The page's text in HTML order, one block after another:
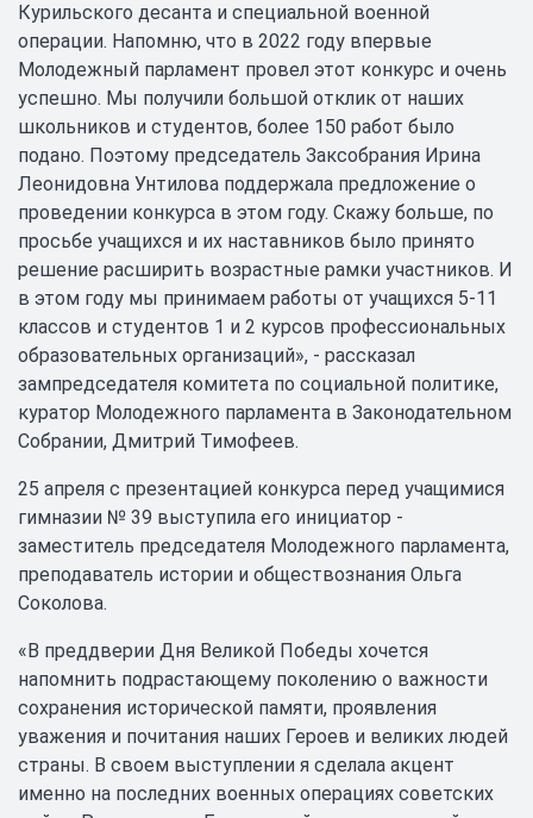
Курильского десанта и специальной военной
операции. Напомню, что в 2022 году впервые
Молодежный парламент провел этот конкурс и очень
успешно. Мы получили большой отклик от наших
школьников и студентов, более 150 работ было
подано. Поэтому председатель Заксобрания Ирина
Леонидовна Унтилова поддержала предложение о
проведении конкурса в этом году. Скажу больше, по
просьбе учащихся и их наставников было принято
решение расширить возрастные рамки участников. И
в этом году мы принимаем работы от учащихся 5-11
классов и студентов 1 и 2 курсов профессиональных
образовательных организаций», - рассказал
зампредседателя комитета по социальной политике,
куратор Молодежного парламента в Законодательном
Собрании, Дмитрий Тимофеев.
25 апреля с презентацией конкурса перед учащимися
гимназии № 39 выступила его инициатор -
заместитель председателя Молодежного парламента,
преподаватель истории и обществознания Ольга
Соколова.
«В преддверии Дня Великой Победы хочется
напомнить подрастающему поколению о важности
сохранения исторической памяти, проявления
уважения и почитания наших Героев и великих людей
страны. В своем выступлении я сделала акцент
именно на последних военных операциях советских